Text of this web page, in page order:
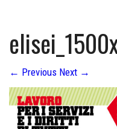
← Previous Next →